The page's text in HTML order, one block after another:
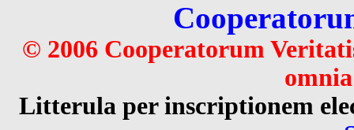
© 2006 Cooperatorum
Litterula per inscriptionem